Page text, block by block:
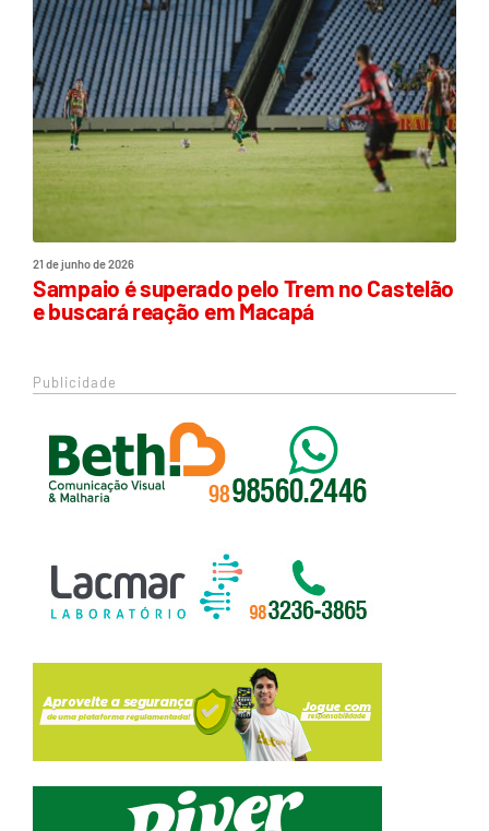
21 de junho de 2026
Sampaio é superado pelo Trem no Castelão
e buscará reação em Macapá
Publicidade